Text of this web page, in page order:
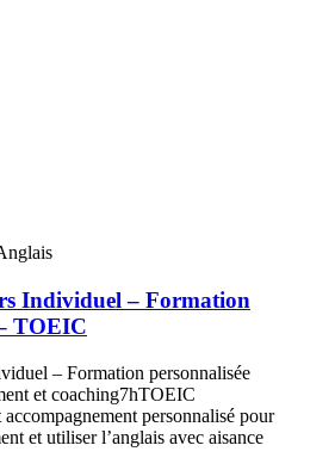
Individuel – Formation
TOEIC
– Formation personnalisée
et coaching7hTOEIC
personnalisé pour
et utiliser l’anglais avec aisance